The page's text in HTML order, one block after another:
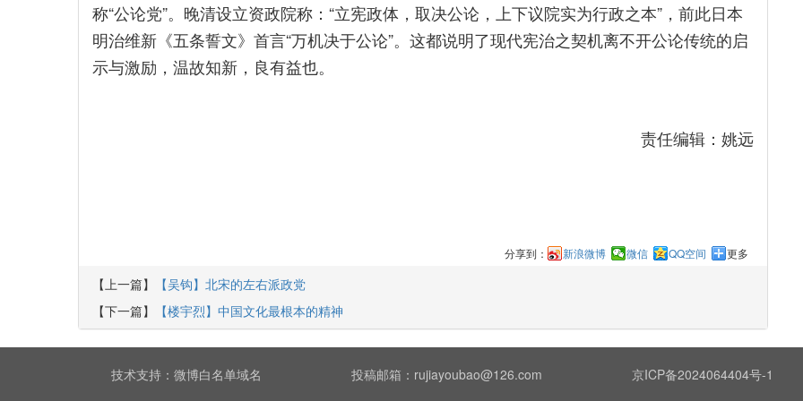
称“公论党”。晚清设立资政院称：“立宪政体，取决公论，上下议院实为行政之本”，前此日本
明治维新《五条誓文》首言“万机决于公论”。这都说明了现代宪治之契机离不开公论传统的启
示与激励，温故知新，良有益也。
责任编辑：姚远
分享到： 新浪微博 微信 QQ空间 更多
【上一篇】
【吴钩】北宋的左右派政党
【下一篇】
【楼宇烈】中国文化最根本的精神
技术支持： 微博白名单域名 投稿邮箱：rujiayoubao@126.com 京ICP备2024064404号-1